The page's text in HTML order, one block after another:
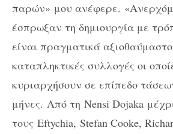
παρών» μου ανέφερε.
έσπρωξαν τη δημιουργία με
είναι πραγματικά
καταπληκτικές συλλογές οι
κυριαρχήσουν σε επίπεδο
μήνες. Από τη Nensi Dojaka
τους Eftychia, Stefan Cooke,